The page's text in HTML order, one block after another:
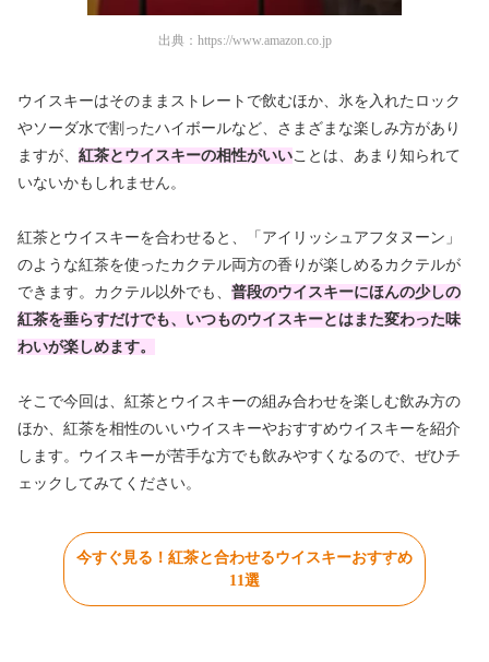
出典： https://www.amazon.co.jp
ウイスキーはそのままストレートで飲むほか、氷を入れたロック
やソーダ水で割ったハイボールなど、さまざまな楽しみ方があり
ますが、 紅茶とウイスキーの相性がいいことは、あまり知られて
いないかもしれません。
紅茶とウイスキーを合わせると、「アイリッシュアフタヌーン」
のような紅茶を使ったカクテル両方の香りが楽しめるカクテルが
できます。カクテル以外でも、 普段のウイスキーにほんの少しの
紅茶を垂らすだけでも、いつものウイスキーとはまた変わった味
わいが楽しめます。
そこで今回は、紅茶とウイスキーの組み合わせを楽しむ飲み方の
ほか、紅茶を相性のいいウイスキーやおすすめウイスキーを紹介
します。ウイスキーが苦手な方でも飲みやすくなるので、ぜひチ
ェックしてみてください。
今すぐ見る！紅茶と合わせるウイスキーおすすめ
11選